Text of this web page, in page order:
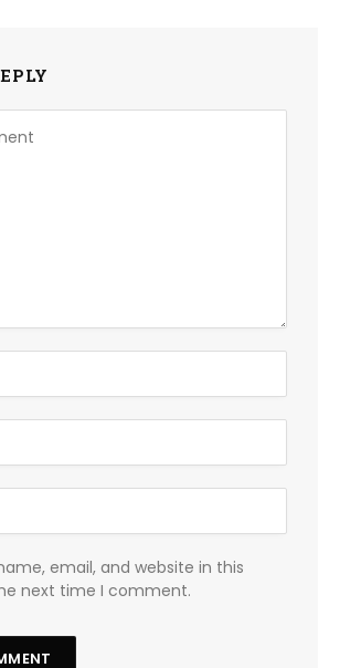
email, and website in this
next time I comment.